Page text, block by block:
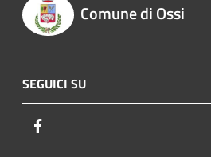
Comune di Ossi
SEGUICI SU